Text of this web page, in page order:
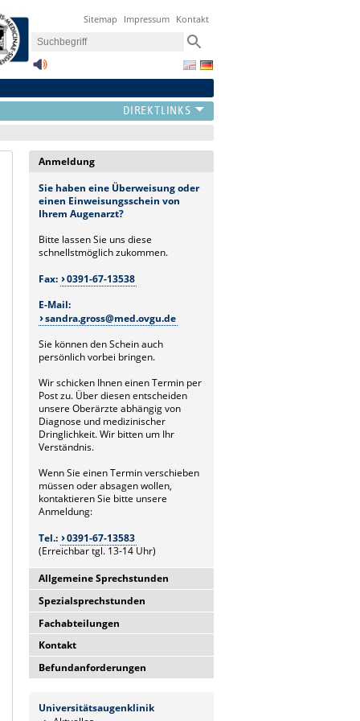
Sitemap Impressum Kontakt
Anmeldung
Sie haben eine Überweisung oder
einen Einweisungsschein von
Ihrem Augenarzt?
Bitte lassen Sie uns diese
schnellstmöglich zukommen.
Fax:
0391-67-13538
E-Mail:
sandra.gross@med.ovgu.de
Sie können den Schein auch
persönlich vorbei bringen.
Wir schicken Ihnen einen Termin per
Post zu. Über diesen entscheiden
unsere Oberärzte abhängig von
Diagnose und medizinischer
Dringlichkeit. Wir bitten um Ihr
Verständnis.
Wenn Sie einen Termin verschieben
müssen oder absagen wollen,
kontaktieren Sie bitte unsere
Anmeldung:
Tel.:
0391-67-13583
(Erreichbar tgl. 13-14 Uhr)
Allgemeine Sprechstunden
Allgemeine Hochschulambulanz
Mo-Fr. 7.00-15.30 Uhr
Anmeldung über Poliklinik
(13.00-14.00 Uhr)
Tel.: 0391-67-13583
und nach Vereinbarung
Spezialsprechstunden
Glaukomsprechstunde
Mo-Fr. 8.00-15.30 Uhr
Anmeldung über Poliklinik
(13.00-14.00 Uhr)
Tel.: 0391-67-13583
AMD-Sprechstunde (Intravitreale
Fachabteilungen
Laserabteilung
Mo.-Fr. 8.00-14.00 Uhr
Anmeldung über Poliklinik
Tel.:
0391-67-13583
Kontakt
Universitätsklinikum Magdeburg
Leipziger Str. 44 (Haus 60b)
Befundanforderungen
entweder per Mail oder Fax:
Universitätsaugenklinik